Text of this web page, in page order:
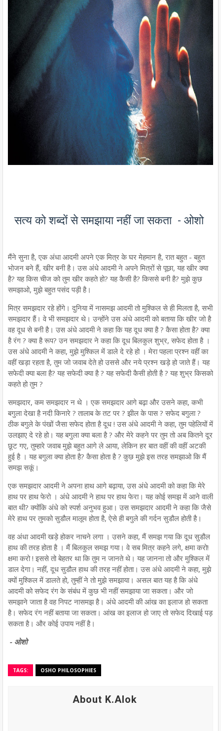
सत्य को शब्दों से समझाया नहीं जा सकता - ओशो
मैंने सुना है, एक अंधा आदमी अपने एक मित्र के घर मेहमान है, रात बहुत - बहुत
भोजन बने हैं, खीर बनी है। उस अंधे आदमी ने अपने मित्रों से पूछा, यह खीर क्या
है? यह किस चीज को तुम खीर कहते हो? यह कैसी है? किससे बनी है? मुझे कुछ
समझाओ, मुझे बहुत पसंद पड़ी है।
मित्र समझदार रहे होंगे। दुनिया में नासमझ आदमी तो मुश्किल से ही मिलता है, सभी
समझदार हैं। वे भी समझदार थे। उन्होंने उस अंधे आदमी को बताया कि खीर जो है
वह दूध से बनी है। उस अंधे आदमी ने कहा कि यह दूध क्या है ? कैसा होता है? क्या
है रंग ? क्या है रूप? उन समझदार ने कहा कि दूध बिलकुल शुभ्र, सफेद होता है ।
उस अंधे आदमी ने कहा, मुझे मुश्किल में डाले दे रहे हो । मेरा पहला प्रश्न वहीं का
वहीं खड़ा रहता है, तुम जो जवाब देते हो उससे और नये प्रश्न खड़े हो जाते हैं। यह
सफेदी क्या बला है? यह सफेदी क्या है ? यह सफेदी कैसी होती है ? यह शुभ्र किसको
कहते हो तुम ?
समझदार, कम समझदार न थे । एक समझदार आगे बढ़ा और उसने कहा, कभी
बगुला देखा है नदी किनारे ? तालाब के तट पर ? झील के पास ? सफेद बगुला ?
ठीक बगुले के पंखों जैसा सफेद होता है दूध ! उस अंधे आदमी ने कहा, तुम पहेलियों में
उलझाए दे रहे हो। यह बगुला क्या बला है ? और मेरे कहने पर तुम तो अब कितने दूर
छूट गए, तुम्हारे जवाब मुझे बहुत आगे ले आया, लेकिन हर बात वहीं की वहीं अटकी
हुई है । यह बगुला क्या होता है? कैसा होता है ? कुछ मुझे इस तरह समझाओ कि मैं
समझ सकूं।
एक समझदार आदमी ने अपना हाथ आगे बढ़ाया, उस अंधे आदमी को कहा कि मेरे
हाथ पर हाथ फेरो । अंधे आदमी ने हाथ पर हाथ फेरा। यह कोई समझ में आने वाली
बात थी? क्योंकि अंधे को स्पर्श अनुभव हुआ। उस समझदार आदमी ने कहा कि जैसे
मेरे हाथ पर तुमको सुडौल मालूम होता है, ऐसे ही बगुले की गर्दन सुडौल होती है।
वह अंधा आदमी खड़े होकर नाचने लगा । उसने कहा, मैं समझ गया कि दूध सुडौल
हाथ की तरह होता है । मैं बिलकुल समझ गया। वे सब मित्र कहने लगे, क्षमा करो!
क्षमा करो ! इससे तो बेहतर था कि तुम न जानते थे। यह जानना तो और मुश्किल में
डाल देगा। नहीं, दूध सुडौल हाथ की तरह नहीं होता। उस अंधे आदमी ने कहा, मुझे
क्यों मुश्किल में डालते हो, तुम्हीं ने तो मुझे समझाया। असल बात यह है कि अंधे
आदमी को सफेद रंग के संबंध में कुछ भी नहीं समझाया जा सकता। और जो
समझाने जाता है वह निपट नासमझ है। अंधे आदमी की आंख का इलाज हो सकता
है। सफेद रंग नहीं बताया जा सकता। आंख का इलाज हो जाए तो सफेद दिखाई पड़
सकता है। और कोई उपाय नहीं है।
- ओशो
TAGS: OSHO PHILOSOPHIES
About K.Alok